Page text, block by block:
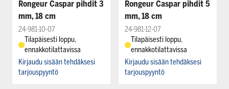
Rongeur Caspar pihdit 3
mm, 18 cm
24-981-10-07
Tilapäisesti loppu,
ennakkotilattavissa
Kirjaudu sisään tehdäksesi
tarjouspyyntö
Rongeur Caspar pihdit 5
mm, 18 cm
24-981-12-07
Tilapäisesti loppu,
ennakkotilattavissa
Kirjaudu sisään tehdäksesi
tarjouspyyntö